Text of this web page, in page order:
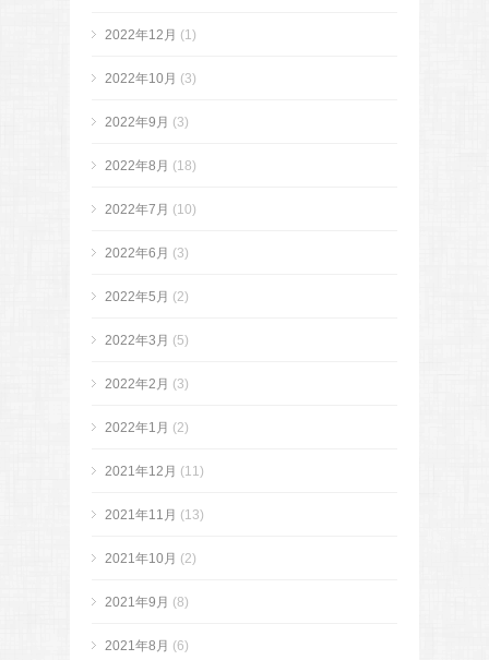
2022年12月 (1)
2022年10月 (3)
2022年9月 (3)
2022年8月 (18)
2022年7月 (10)
2022年6月 (3)
2022年5月 (2)
2022年3月 (5)
2022年2月 (3)
2022年1月 (2)
2021年12月 (11)
2021年11月 (13)
2021年10月 (2)
2021年9月 (8)
2021年8月 (6)